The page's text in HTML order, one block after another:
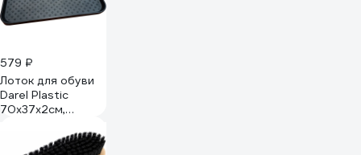
579 ₽
Лоток для обуви
Darel Plastic
70х37х2см,